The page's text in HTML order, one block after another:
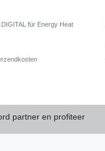
für Energy Heat
partner en profiteer